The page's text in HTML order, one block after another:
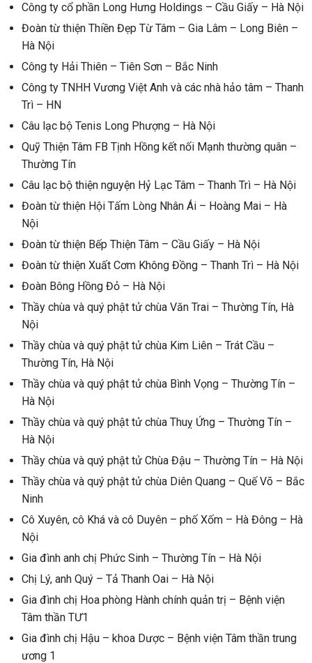
Công ty cổ phần Long Hưng Holdings – Cầu Giấy – Hà Nội
Đoàn từ thiện Thiền Đẹp Từ Tâm – Gia Lâm – Long Biên –
Hà Nội
Công ty Hải Thiên – Tiên Sơn – Bắc Ninh
Công ty TNHH Vương Việt Anh và các nhà hảo tâm – Thanh
Trì – HN
Câu lạc bộ Tenis Long Phượng – Hà Nội
Quỹ Thiện Tâm FB Tịnh Hồng kết nối Mạnh thường quân –
Thường Tín
Câu lạc bộ thiện nguyện Hỷ Lạc Tâm – Thanh Trì – Hà Nội
Đoàn từ thiện Hội Tấm Lòng Nhân Ái – Hoàng Mai – Hà
Nội
Đoàn từ thiện Bếp Thiện Tâm – Cầu Giấy – Hà Nội
Đoàn từ thiện Xuất Cơm Không Đồng – Thanh Trì – Hà Nội
Đoàn Bông Hồng Đỏ – Hà Nội
Thầy chùa và quý phật tử chùa Văn Trai – Thường Tín, Hà
Nội
Thầy chùa và quý phật tử chùa Kim Liên – Trát Cầu –
Thường Tín, Hà Nội
Thầy chùa và quý phật tử chùa Bình Vọng – Thường Tín –
Hà Nội
Thầy chùa và quý phật tử chùa Thuỵ Ứng – Thường Tín –
Hà Nội
Thầy chùa và quý phật tử Chùa Đậu – Thường Tín – Hà Nội
Thầy chùa và quý phật tử chùa Diên Quang – Quế Võ – Bắc
Ninh
Cô Xuyên, cô Khá và cô Duyên – phố Xốm – Hà Đông – Hà
Nội
Gia đình anh chị Phức Sinh – Thường Tín – Hà Nội
Chị Lý, anh Quý – Tả Thanh Oai – Hà Nội
Gia đình chị Hoa phòng Hành chính quản trị – Bệnh viện
Tâm thần TƯ1
Gia đình chị Hậu – khoa Dược – Bệnh viện Tâm thần trung
ương 1